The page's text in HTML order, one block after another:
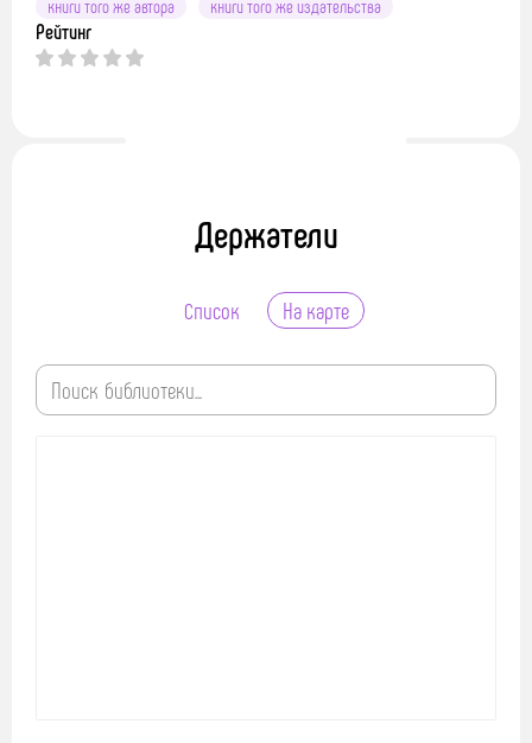
книги того же автора книги того же издательства
Рейтинг
Держатели
Список На карте